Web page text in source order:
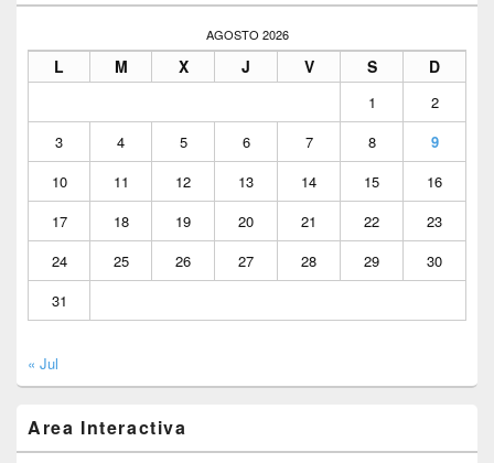
AGOSTO 2026
L M X J V S D
1
2
3
4 5 6 7 8
9
10
11 12 13 14 15
16
17
18 19 20 21 22
23
24
25 26 27 28 29
30
31
« Jul
Area Interactiva